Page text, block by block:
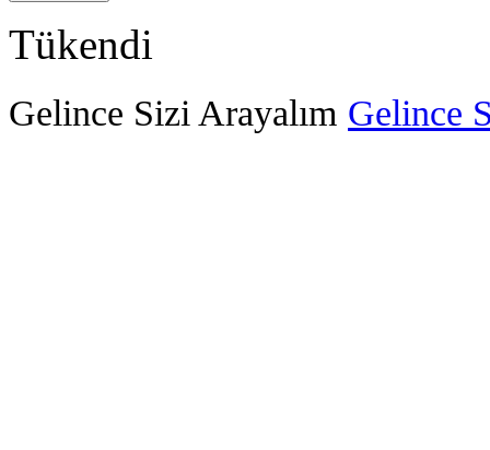
Tükendi
Gelince Sizi Arayalım Gelince